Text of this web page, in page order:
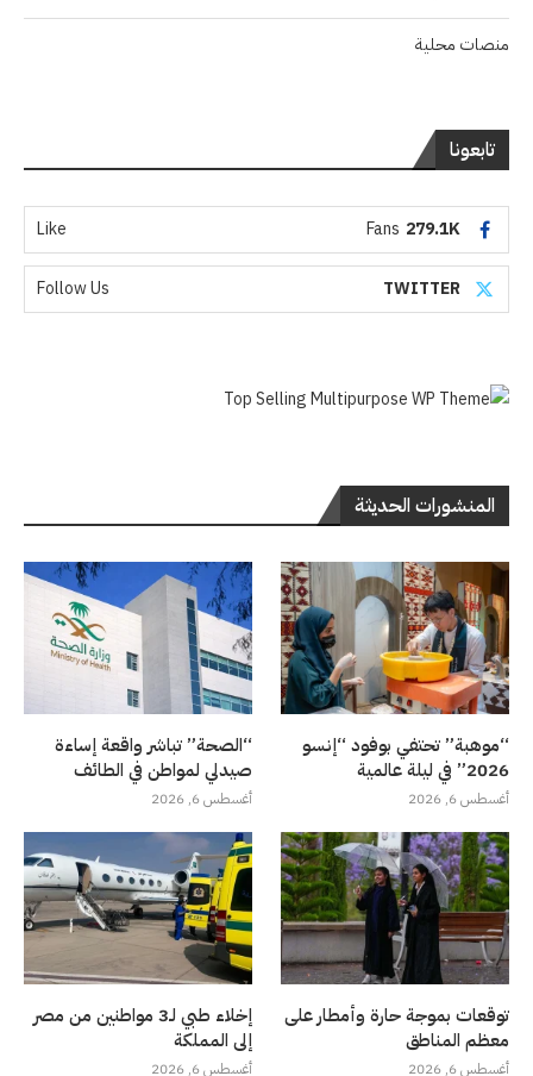
منصات محلية
تابعونا
279.1K
Fans
Like
TWITTER
Follow Us
المنشورات الحديثة
“موهبة” تحتفي بوفود “إنسو
2026” في ليلة عالمية
أغسطس 6, 2026
“الصحة” تباشر واقعة إساءة
صيدلي لمواطن في الطائف
أغسطس 6, 2026
توقعات بموجة حارة وأمطار على
معظم المناطق
أغسطس 6, 2026
إخلاء طبي لـ3 مواطنين من مصر
إلى المملكة
أغسطس 6, 2026